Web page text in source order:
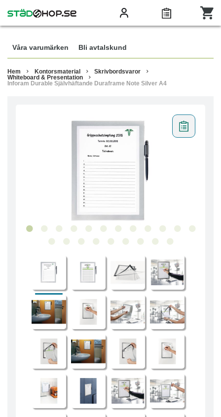
Våra varumärken Bli avtalskund
Hem Kontorsmaterial
Skrivbordsvaror
Whiteboard & Presentation
Inforam Durable Självhäftande Duraframe Note Silver A4